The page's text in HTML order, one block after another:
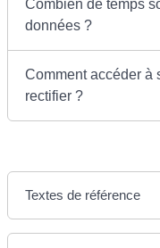
Combien de temps
données ?
Comment accéder à
rectifier ?
Textes de référence